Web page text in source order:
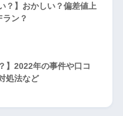
？】おかしい？偏差値上
ン？
】2022年の事件や口コ
処法など